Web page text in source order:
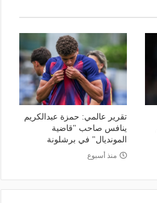
تقرير عالمي: حمزة عبدالكريم
ينافس صاحب "قاضية
المونديال" في برشلونة
منذ أسبوع
منذ يوم
ريمونتادا لم تكتمل.. إسبانيا تحرم ناشئات
مصر من نهائي مونديال اليد- فيديو